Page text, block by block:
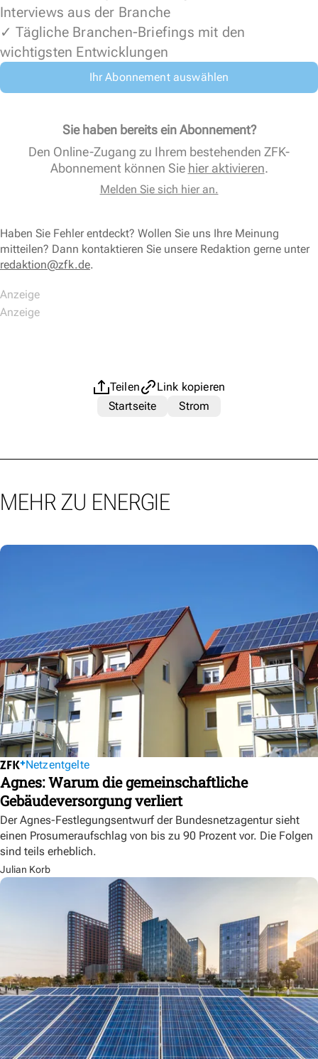
Interviews aus der Branche
✓ Tägliche Branchen-Briefings mit den
wichtigsten Entwicklungen
Ihr Abonnement auswählen
Sie haben bereits ein Abonnement?
Den Online-Zugang zu Ihrem bestehenden ZFK-
Abonnement können Sie hier aktivieren.
Melden Sie sich hier an.
Haben Sie Fehler entdeckt? Wollen Sie uns Ihre Meinung
mitteilen? Dann kontaktieren Sie unsere Redaktion gerne unter
redaktion@zfk.de.
Teilen
Link kopieren
Startseite
Strom
MEHR ZU ENERGIE
Netzentgelte
Agnes: Warum die gemeinschaftliche
Gebäudeversorgung verliert
Der Agnes-Festlegungsentwurf der Bundesnetzagentur sieht
einen Prosumeraufschlag von bis zu 90 Prozent vor. Die Folgen
sind teils erheblich.
Julian Korb